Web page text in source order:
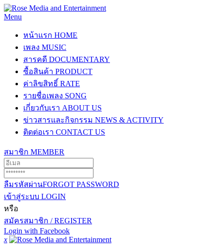
Menu
หน้าแรก HOME
เพลง MUSIC
สารคดี DOCUMENTARY
ซื้อสินค้า PRODUCT
ค่าลิขสิทธิ์ RATE
รายชื่อเพลง SONG
เกี่ยวกับเรา ABOUT US
ข่าวสารและกิจกรรม NEWS & ACTIVITY
ติดต่อเรา CONTACT US
สมาชิก MEMBER
ลืมรหัสผ่านFORGOT PASSWORD
เข้าสู่ระบบ LOGIN
หรือ
สมัครสมาชิก / REGISTER
Login with Facebook
x